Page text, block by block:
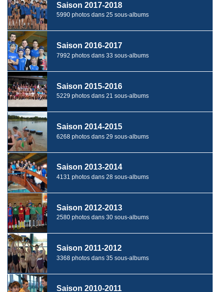
Saison 2017-2018
5990 photos dans 25 sous-albums
Saison 2016-2017
7992 photos dans 33 sous-albums
Saison 2015-2016
5229 photos dans 21 sous-albums
Saison 2014-2015
6268 photos dans 29 sous-albums
Saison 2013-2014
4131 photos dans 28 sous-albums
Saison 2012-2013
2580 photos dans 30 sous-albums
Saison 2011-2012
3368 photos dans 35 sous-albums
Saison 2010-2011